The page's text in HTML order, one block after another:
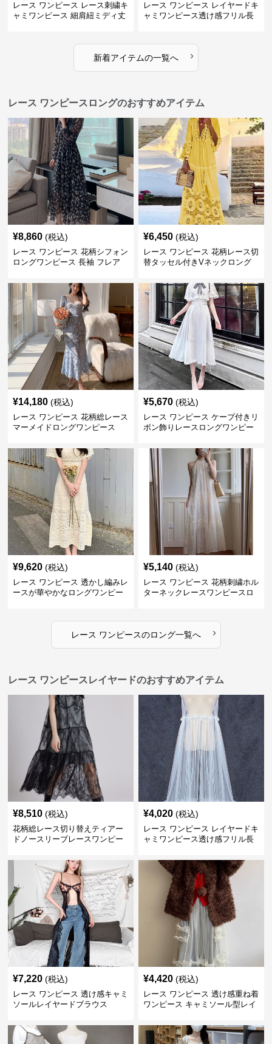
レース ワンピース レース刺繍キ
ャミワンピース 細肩紐ミディ丈
レース ワンピース レイヤードキ
ャミワンピース透け感フリル長
新着アイテムの一覧へ ›
レース ワンピースロングのおすすめアイテム
¥8,860 (税込)
レース ワンピース 花柄シフォン
ロングワンピース 長袖 フレア
¥6,450 (税込)
レース ワンピース 花柄レース切
替タッセル付きVネックロング
¥14,180 (税込)
レース ワンピース 花柄総レース
マーメイドロングワンピース
¥5,670 (税込)
レース ワンピース ケープ付きリ
ボン飾りレースロングワンピー
¥9,620 (税込)
レース ワンピース 透かし編みレ
ースが華やかなロングワンピー
¥5,140 (税込)
レース ワンピース 花柄刺繍ホル
ターネックレースワンピースロ
レース ワンピースのロング一覧へ ›
レース ワンピースレイヤードのおすすめアイテム
¥8,510 (税込)
花柄総レース切り替えティアー
ドノースリーブレースワンピー
¥4,020 (税込)
レース ワンピース レイヤードキ
ャミワンピース透け感フリル長
¥7,220 (税込)
レース ワンピース 透け感キャミ
ソールレイヤードブラウス
¥4,420 (税込)
レース ワンピース 透け感重ね着
ワンピース キャミソール型レイ